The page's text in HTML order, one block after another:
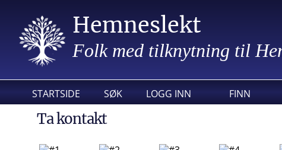
Hemneslekt
Folk med tilknytning til
STARTSIDE SØK LOGG INN FINN
Ta kontakt